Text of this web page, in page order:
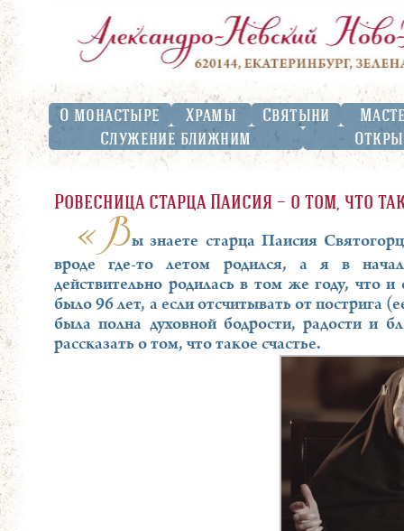
О монастыре Храмы Святыни
Служение ближним
Ровесница старца Паисия — о том, что
«Вы знаете старца Паисия
вроде где-то летом родился, а я в
действительно родилась в том же году, что
было 96 лет, а если отсчитывать от пострига
была полна духовной бодрости, радости и
рассказать о том, что такое счастье.